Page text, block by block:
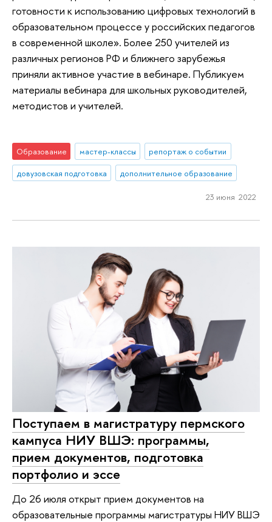
готовности к использованию цифровых технологий в
образовательном процессе у российских педагогов
в современной школе». Более 250 учителей из
различных регионов РФ и ближнего зарубежья
приняли активное участие в вебинаре. Публикуем
материалы вебинара для школьных руководителей,
методистов и учителей.
Образование мастер-классы
репортаж о событии
довузовская подготовка
дополнительное образование
23 июня 2022
Поступаем в магистратуру пермского
кампуса НИУ ВШЭ: программы,
прием документов, подготовка
портфолио и эссе
До 26 июля открыт прием документов на
образовательные программы магистратуры НИУ ВШЭ